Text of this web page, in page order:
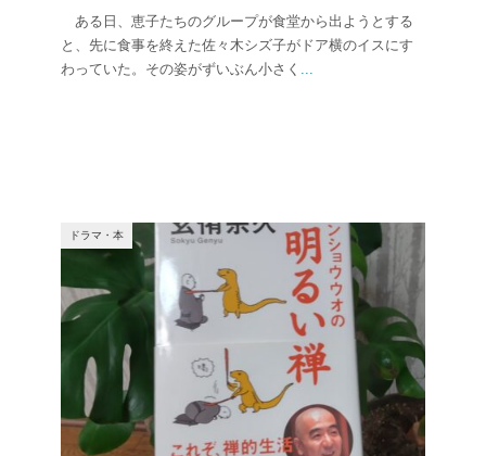
ある日、恵子たちのグループが食堂から出ようとする
と、先に食事を終えた佐々木シズ子がドア横のイスにす
わっていた。その姿がずいぶん小さく ...
ドラマ・本